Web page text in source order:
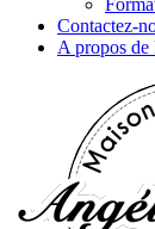
Contactez-
A propos de